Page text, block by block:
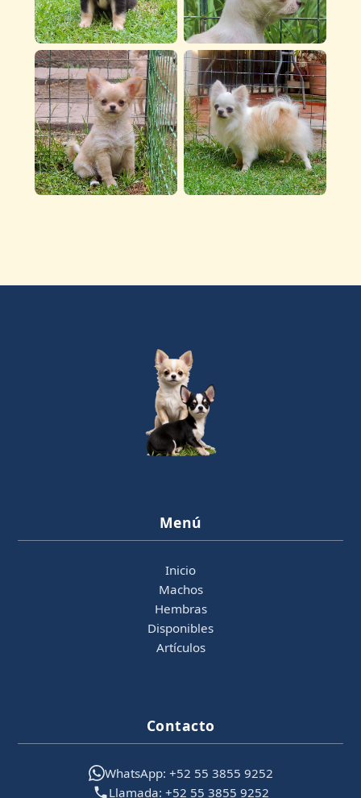
Menú
Inicio
Machos
Hembras
Disponibles
Artículos
Contacto
WhatsApp: +52 55 3855 9252
Llamada: +52 55 3855 9252